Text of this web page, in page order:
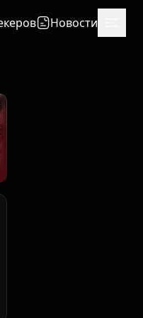
Новости